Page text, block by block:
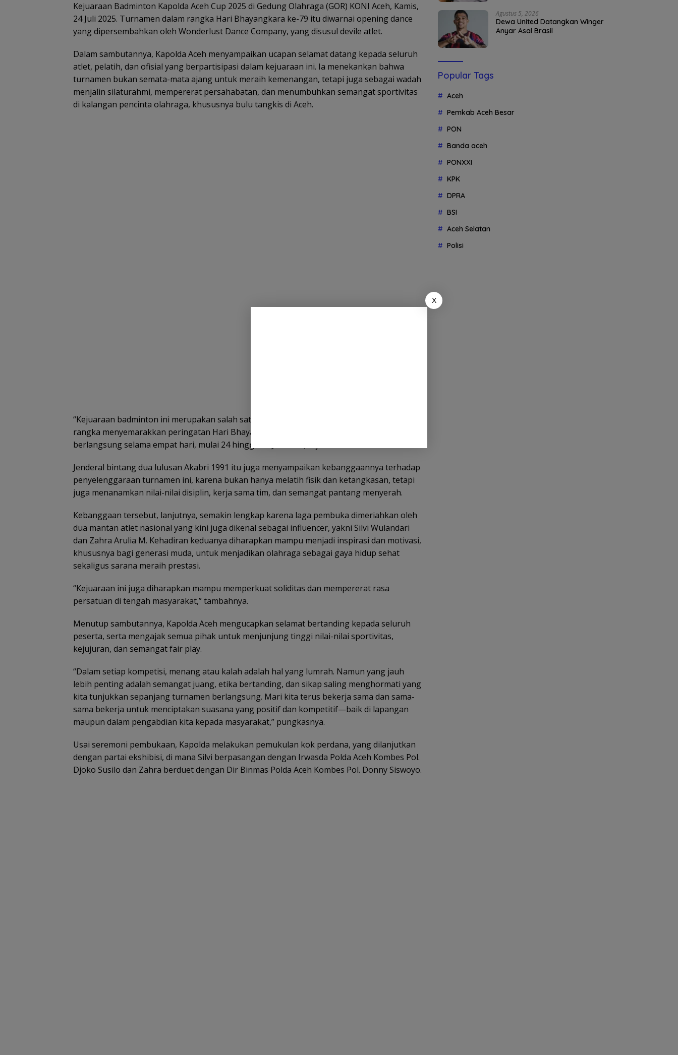
Kejuaraan Badminton Kapolda Aceh Cup 2025 di Gedung Olahraga (GOR) KONI Aceh, Kamis,
24 Juli 2025. Turnamen dalam rangka Hari Bhayangkara ke-79 itu diwarnai opening dance
yang dipersembahkan oleh Wonderlust Dance Company, yang disusul devile atlet.
Dalam sambutannya, Kapolda Aceh menyampaikan ucapan selamat datang kepada seluruh
atlet, pelatih, dan ofisial yang berpartisipasi dalam kejuaraan ini. Ia menekankan bahwa
turnamen bukan semata-mata ajang untuk meraih kemenangan, tetapi juga sebagai wadah
menjalin silaturahmi, mempererat persahabatan, dan menumbuhkan semangat sportivitas
di kalangan pencinta olahraga, khususnya bulu tangkis di Aceh.
“Kejuaraan badminton ini merupakan salah satu rangkaian kegiatan Polda Aceh dalam
rangka menyemarakkan peringatan Hari Bhayangkara ke-79. Turnamen ini akan
berlangsung selama empat hari, mulai 24 hingga 27 Juli 2025,” ujar Achmad Kartiko.
Jenderal bintang dua lulusan Akabri 1991 itu juga menyampaikan kebanggaannya terhadap
penyelenggaraan turnamen ini, karena bukan hanya melatih fisik dan ketangkasan, tetapi
juga menanamkan nilai-nilai disiplin, kerja sama tim, dan semangat pantang menyerah.
Kebanggaan tersebut, lanjutnya, semakin lengkap karena laga pembuka dimeriahkan oleh
dua mantan atlet nasional yang kini juga dikenal sebagai influencer, yakni Silvi Wulandari
dan Zahra Arulia M. Kehadiran keduanya diharapkan mampu menjadi inspirasi dan motivasi,
khususnya bagi generasi muda, untuk menjadikan olahraga sebagai gaya hidup sehat
sekaligus sarana meraih prestasi.
“Kejuaraan ini juga diharapkan mampu memperkuat soliditas dan mempererat rasa
persatuan di tengah masyarakat,” tambahnya.
Menutup sambutannya, Kapolda Aceh mengucapkan selamat bertanding kepada seluruh
peserta, serta mengajak semua pihak untuk menjunjung tinggi nilai-nilai sportivitas,
kejujuran, dan semangat fair play.
“Dalam setiap kompetisi, menang atau kalah adalah hal yang lumrah. Namun yang jauh
lebih penting adalah semangat juang, etika bertanding, dan sikap saling menghormati yang
kita tunjukkan sepanjang turnamen berlangsung. Mari kita terus bekerja sama dan sama-
sama bekerja untuk menciptakan suasana yang positif dan kompetitif—baik di lapangan
maupun dalam pengabdian kita kepada masyarakat,” pungkasnya.
Usai seremoni pembukaan, Kapolda melakukan pemukulan kok perdana, yang dilanjutkan
dengan partai ekshibisi, di mana Silvi berpasangan dengan Irwasda Polda Aceh Kombes Pol.
Djoko Susilo dan Zahra berduet dengan Dir Binmas Polda Aceh Kombes Pol. Donny Siswoyo.
Agustus 5, 2026
Dewa United Datangkan Winger
Anyar Asal Brasil
Popular Tags
Aceh
Pemkab Aceh Besar
PON
Banda aceh
PONXXI
KPK
DPRA
BSI
Aceh Selatan
Polisi
X